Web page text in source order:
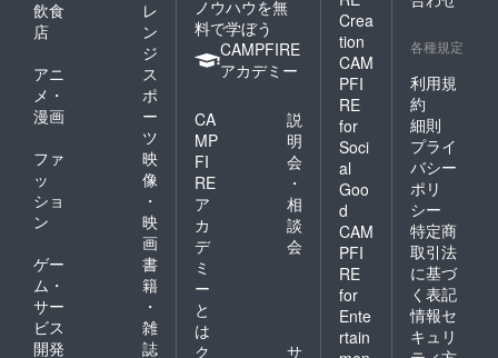
飲食
店
レ
ン
ジ
アニ
メ・
漫画
ス
ポ
ー
ツ
ファ
ッ
ショ
ン
映
像
・
映
画
ゲー
ム・
サー
ビス
開発
書
籍
・
雑
誌
ノウハウを無
料で学ぼう
CAMPFIRE
アカデミー
CA
MP
FI
RE
ア
カ
デ
ミ
ー
と
は
説
明
会
・
相
談
会
ク
サ
Crea
tion
CAM
PFI
RE
for
Soci
al
Goo
d
CAM
PFI
RE
for
Ente
rtain
各種規定
利用規
約
細則
プライ
バシー
ポリ
シー
特定商
取引法
に基づ
く表記
情報セ
キュリ